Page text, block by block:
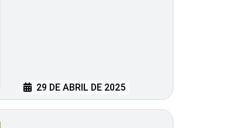
29 DE ABRIL DE 2025